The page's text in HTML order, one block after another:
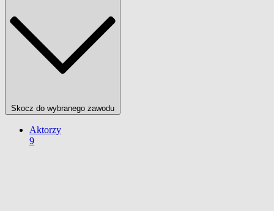
Skocz do wybranego zawodu
Aktorzy
9